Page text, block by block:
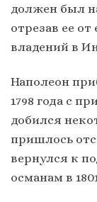
должен был
отрезав ее
владений в
Наполеон
1798 года с
добился
пришлось
вернулся к
османам в